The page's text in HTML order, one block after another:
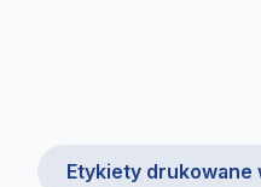
Etykiety drukowane